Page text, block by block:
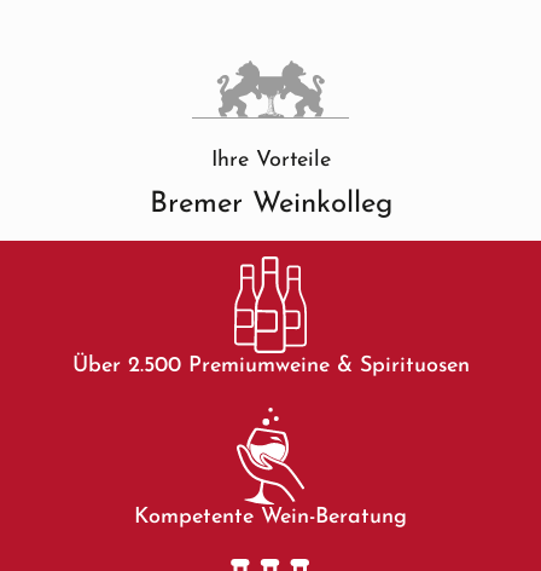
Ihre Vorteile
Bremer Weinkolleg
Über 2.500 Premiumweine & Spirituosen
Kompetente Wein-Beratung